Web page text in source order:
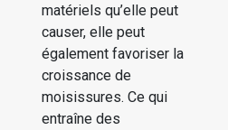
matériels qu’elle peut
causer, elle peut
également favoriser la
croissance de
moisissures. Ce qui
entraîne des